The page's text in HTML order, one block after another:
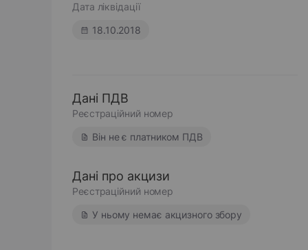
Дата ліквідації
18.10.2018
Дані ПДВ
Реєстраційний номер
Він не є платником ПДВ
Дані про акцизи
Реєстраційний номер
У ньому немає акцизного збору